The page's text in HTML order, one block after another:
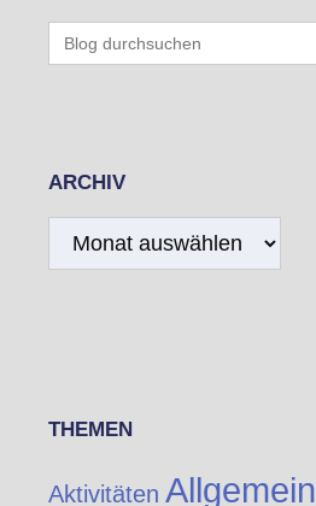
Search
for:
ARCHIV
THEMEN
Aktivitäten Allgemein